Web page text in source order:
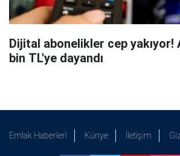
Dijital abonelikler cep yakıyor!
bin TL'ye dayandı
Emlak Haberleri Künye İletişim